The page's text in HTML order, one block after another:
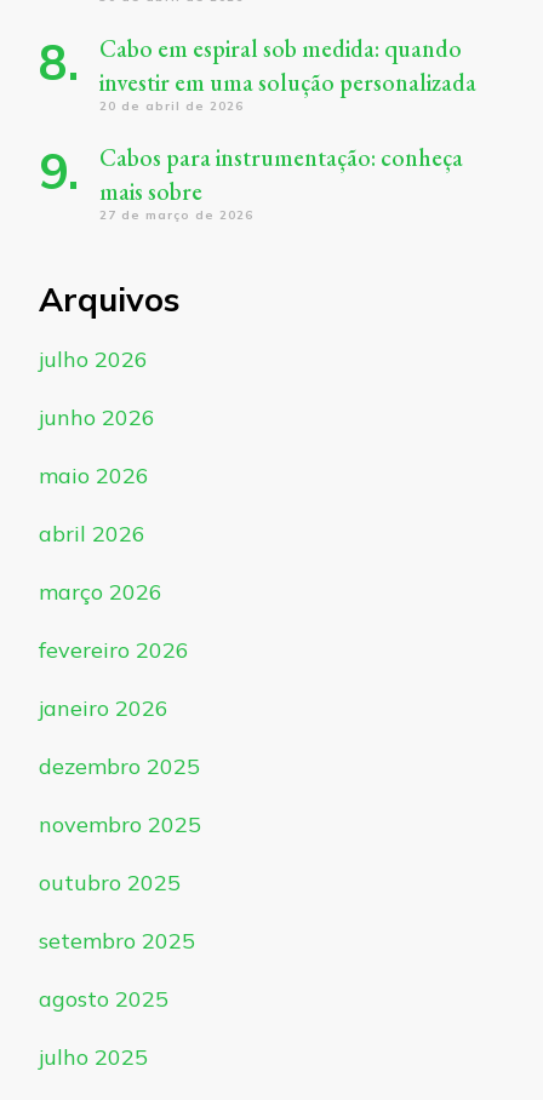
Cabo em espiral sob medida: quando
investir em uma solução personalizada
20 de abril de 2026
Cabos para instrumentação: conheça
mais sobre
27 de março de 2026
Arquivos
julho 2026
junho 2026
maio 2026
abril 2026
março 2026
fevereiro 2026
janeiro 2026
dezembro 2025
novembro 2025
outubro 2025
setembro 2025
agosto 2025
julho 2025